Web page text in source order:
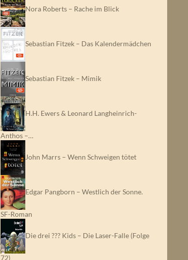
Nora Roberts – Rache im Blick
Sebastian Fitzek – Das Kalendermädchen
Sebastian Fitzek – Mimik
H.H. Ewers & Leonard Langheinrich-
Anthos –…
John Marrs – Wenn Schweigen tötet
Edgar Pangborn – Westlich der Sonne.
SF-Roman
Die drei ??? Kids – Die Laser-Falle (Folge
72)